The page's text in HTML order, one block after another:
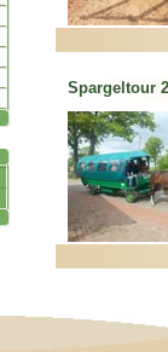
Spargeltour